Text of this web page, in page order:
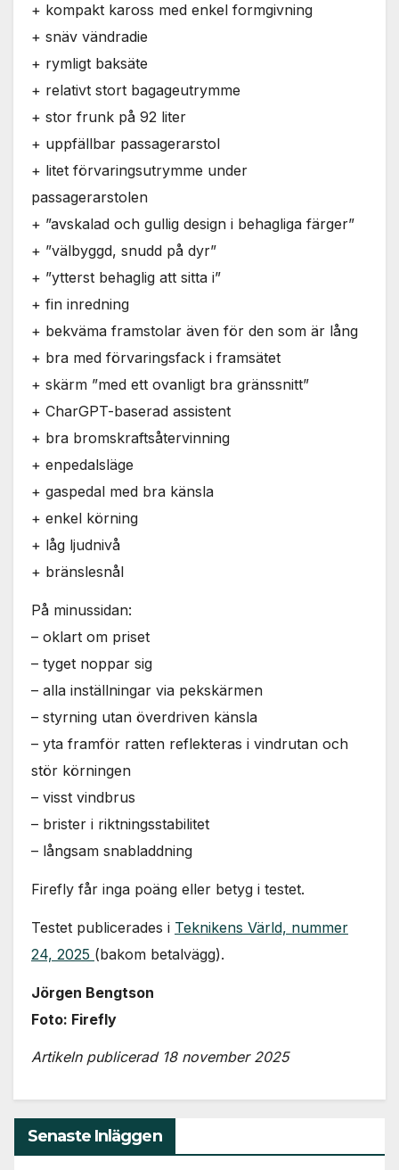
+ kompakt kaross med enkel formgivning
+ snäv vändradie
+ rymligt baksäte
+ relativt stort bagageutrymme
+ stor frunk på 92 liter
+ uppfällbar passagerarstol
+ litet förvaringsutrymme under
passagerarstolen
+ ”avskalad och gullig design i behagliga färger”
+ ”välbyggd, snudd på dyr”
+ ”ytterst behaglig att sitta i”
+ fin inredning
+ bekväma framstolar även för den som är lång
+ bra med förvaringsfack i framsätet
+ skärm ”med ett ovanligt bra gränssnitt”
+ CharGPT-baserad assistent
+ bra bromskraftsåtervinning
+ enpedalsläge
+ gaspedal med bra känsla
+ enkel körning
+ låg ljudnivå
+ bränslesnål
På minussidan:
– oklart om priset
– tyget noppar sig
– alla inställningar via pekskärmen
– styrning utan överdriven känsla
– yta framför ratten reflekteras i vindrutan och
stör körningen
– visst vindbrus
– brister i riktningsstabilitet
– långsam snabladdning
Firefly får inga poäng eller betyg i testet.
Testet publicerades i Teknikens Värld, nummer
24, 2025 (bakom betalvägg).
Jörgen Bengtson
Foto: Firefly
Artikeln publicerad 18 november 2025
Senaste Inläggen